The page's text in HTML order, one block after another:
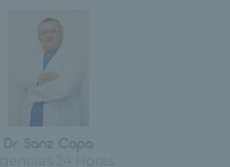
Dr. Sanz Capa
24 Horas